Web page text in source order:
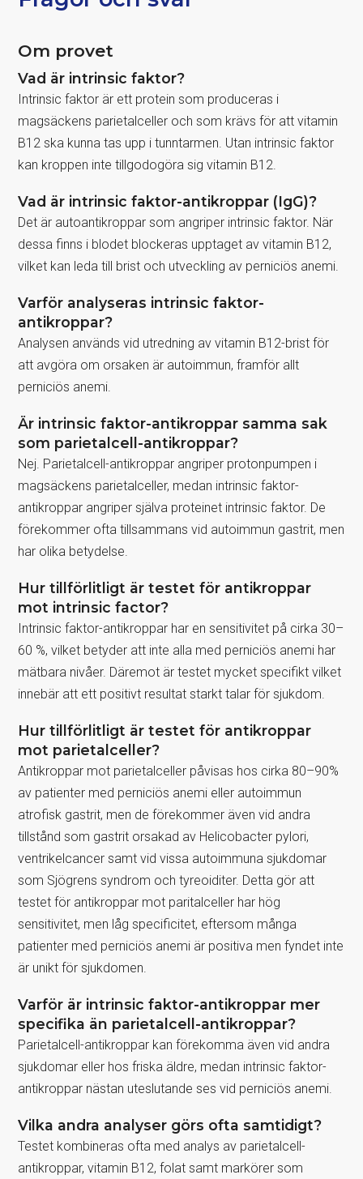
Om provet
Vad är intrinsic faktor?
Intrinsic faktor är ett protein som produceras i
magsäckens parietalceller och som krävs för att vitamin
B12 ska kunna tas upp i tunntarmen. Utan intrinsic faktor
kan kroppen inte tillgodogöra sig vitamin B12.
Vad är intrinsic faktor-antikroppar (IgG)?
Det är autoantikroppar som angriper intrinsic faktor. När
dessa finns i blodet blockeras upptaget av vitamin B12,
vilket kan leda till brist och utveckling av perniciös anemi.
Varför analyseras intrinsic faktor-
antikroppar?
Analysen används vid utredning av vitamin B12-brist för
att avgöra om orsaken är autoimmun, framför allt
perniciös anemi.
Är intrinsic faktor-antikroppar samma sak
som parietalcell-antikroppar?
Nej. Parietalcell-antikroppar angriper protonpumpen i
magsäckens parietalceller, medan intrinsic faktor-
antikroppar angriper själva proteinet intrinsic faktor. De
förekommer ofta tillsammans vid autoimmun gastrit, men
har olika betydelse.
Hur tillförlitligt är testet för antikroppar
mot intrinsic factor?
Intrinsic faktor-antikroppar har en sensitivitet på cirka 30–
60 %, vilket betyder att inte alla med perniciös anemi har
mätbara nivåer. Däremot är testet mycket specifikt vilket
innebär att ett positivt resultat starkt talar för sjukdom.
Hur tillförlitligt är testet för antikroppar
mot parietalceller?
Antikroppar mot parietalceller påvisas hos cirka 80–90%
av patienter med perniciös anemi eller autoimmun
atrofisk gastrit, men de förekommer även vid andra
tillstånd som gastrit orsakad av Helicobacter pylori,
ventrikelcancer samt vid vissa autoimmuna sjukdomar
som Sjögrens syndrom och tyreoiditer. Detta gör att
testet för antikroppar mot paritalceller har hög
sensitivitet, men låg specificitet, eftersom många
patienter med perniciös anemi är positiva men fyndet inte
är unikt för sjukdomen.
Varför är intrinsic faktor-antikroppar mer
specifika än parietalcell-antikroppar?
Parietalcell-antikroppar kan förekomma även vid andra
sjukdomar eller hos friska äldre, medan intrinsic faktor-
antikroppar nästan uteslutande ses vid perniciös anemi.
Vilka andra analyser görs ofta samtidigt?
Testet kombineras ofta med analys av parietalcell-
antikroppar, vitamin B12, folat samt markörer som